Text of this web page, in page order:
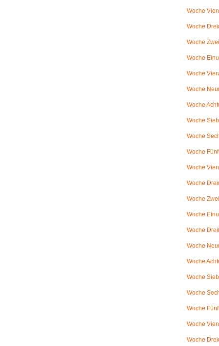
Woche
Woche
Woche
Woche
Woche
Woche
Woche
Woche
Woche
Woche
Woche
Woche
Woche
Woche
Woche
Woche
Woche
Woche
Woche
Woche
Woche
Woche